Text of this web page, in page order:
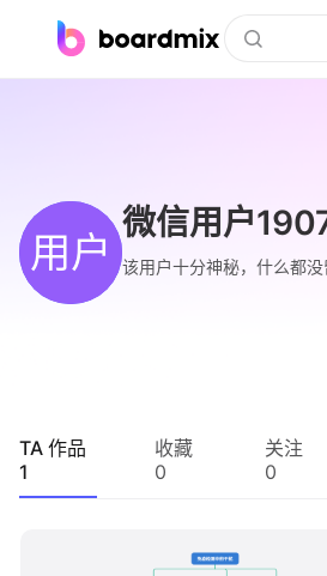
下载
会员
企业服务
用户
微信用户
该用户十分神秘，什么都
TA 作品
1
收藏
0
关注
0